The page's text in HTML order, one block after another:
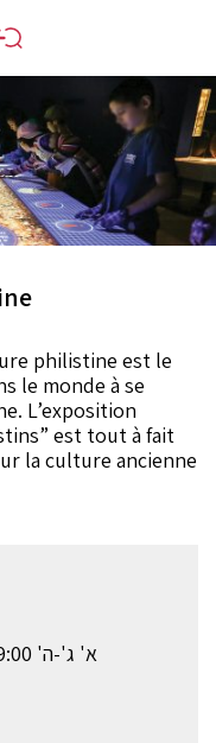
philistine est le
le monde à se
L’exposition
est tout à fait
la culture ancienne